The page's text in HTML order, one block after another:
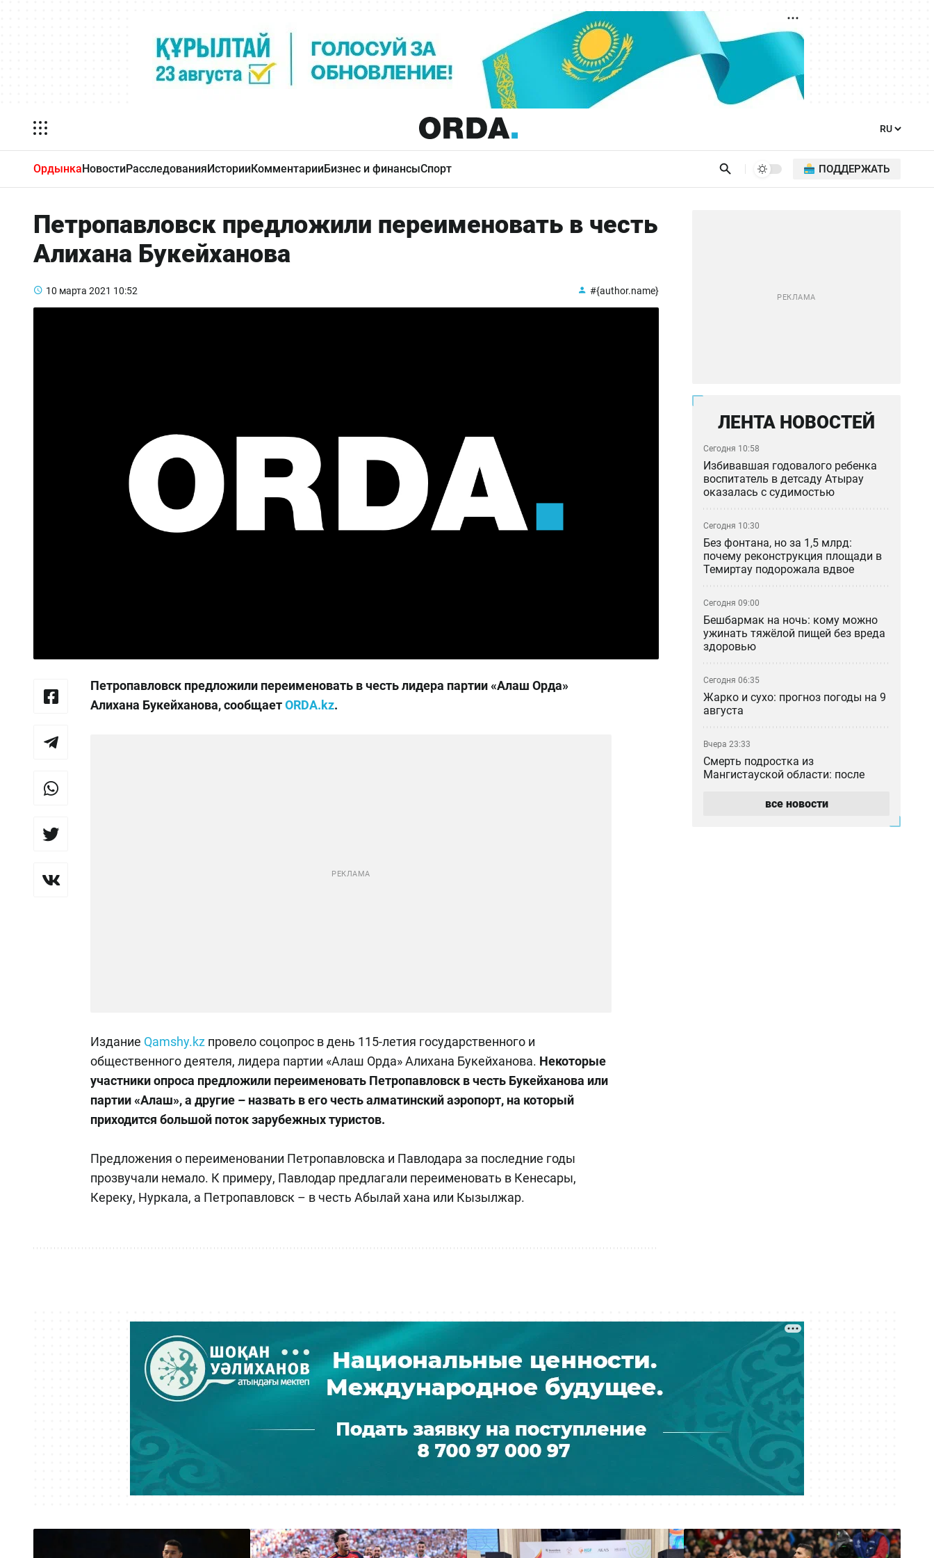
ОрдынкаНовостиРасследованияИсторииКомментарииБизнес и финансыСпорт ПОДДЕРЖАТЬ
Петропавловск предложили переименовать в честь
Алихана Букейханова
10 марта 2021 10:52 #{author.name}
Петропавловск предложили переименовать в честь лидера партии «Алаш Орда»
Алихана Букейханова, сообщаетORDA.kz.
Издание Qamshy.kz провело соцопрос в день 115-летия государственного и
общественного деятеля, лидера партии «Алаш Орда» Алихана Букейханова. Некоторые
участники опроса предложили переименовать Петропавловск в честь Букейханова или
партии «Алаш», а другие – назвать в его честь алматинский аэропорт, на который
приходится большой поток зарубежных туристов.
Предложения о переименовании Петропавловска и Павлодара за последние годы
прозвучали немало. К примеру, Павлодар предлагали переименовать в Кенесары,
Кереку, Нуркала, а Петропавловск – в честь Абылай хана или Кызылжар.
ЛЕНТА НОВОСТЕЙ
Сегодня 10:58
Избивавшая годовалого ребенка
воспитатель в детсаду Атырау
оказалась с судимостью
Сегодня 10:30
Без фонтана, но за 1,5 млрд:
почему реконструкция площади в
Темиртау подорожала вдвое
Сегодня 09:00
Бешбармак на ночь: кому можно
ужинать тяжёлой пищей без вреда
здоровью
Сегодня 06:35
Жарко и сухо: прогноз погоды на 9
августа
Вчера 23:33
Смерть подростка из
Мангистауской области: после
областной детской больницы
интернетом Starlink начал ходить
из Астаны в Аркалык
Казино построят в Алматинской
области: местные жители
опасаются роста лудомании
Вчера 11:22
«Как 50 таблеток оказались в
камере?»: мать умершей в ИВС
девушки отреагировала на
Вчера 10:30
все новости